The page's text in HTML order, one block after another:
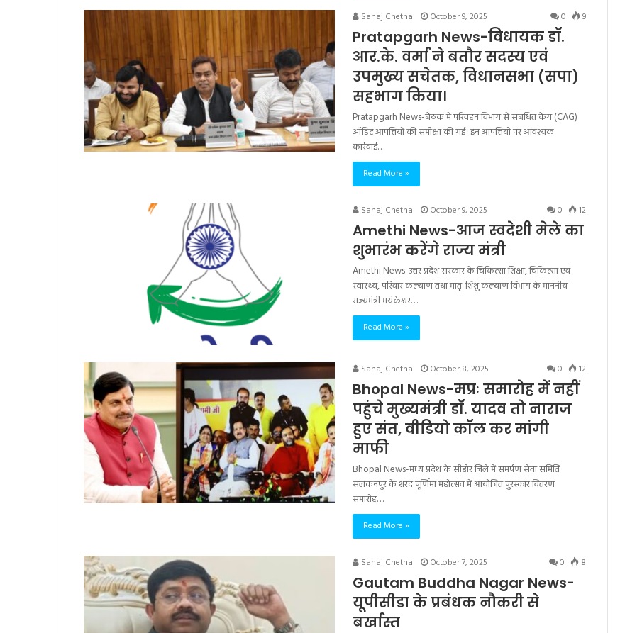
Sahaj Chetna October 9, 2025 0 9
Pratapgarh News-विधायक डॉ.
आर.के. वर्मा ने बतौर सदस्य एवं
उपमुख्य सचेतक, विधानसभा (सपा)
सहभाग किया।
Pratapgarh News-बैठक में परिवहन विभाग से संबंधित कैग (CAG)
ऑडिट आपत्तियों की समीक्षा की गई। इन आपत्तियों पर आवश्यक
कार्रवाई…
Read More »
Sahaj Chetna October 9, 2025 0 12
Amethi News-आज स्वदेशी मेले का
शुभारंभ करेंगे राज्य मंत्री
Amethi News-उत्तर प्रदेश सरकार के चिकित्सा शिक्षा, चिकित्सा एवं
स्वास्थ्य, परिवार कल्याण तथा मातृ-शिशु कल्याण विभाग के माननीय
राज्यमंत्री मयंकेश्वर…
Read More »
Sahaj Chetna October 8, 2025 0 12
Bhopal News-मप्रः समारोह में नहीं
पहुंचे मुख्यमंत्री डॉ. यादव तो नाराज
हुए संत, वीडियो कॉल कर मांगी
माफी
Bhopal News-मध्य प्रदेश के सीहोर जिले में समर्पण सेवा समिति
सलकनपुर के शरद पूर्णिमा महोत्सव में आयोजित पुरस्कार वितरण
समारोह…
Read More »
Sahaj Chetna October 7, 2025 0 8
Gautam Buddha Nagar News-
यूपीसीडा के प्रबंधक नौकरी से
बर्खास्त